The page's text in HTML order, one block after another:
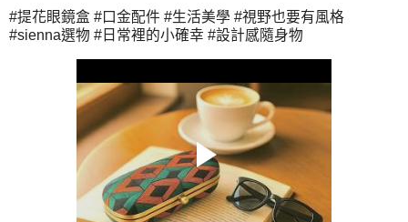
#提花眼鏡盒 #口金配件 #生活美學 #視野也要有風格
#sienna選物 #日常裡的小確幸 #設計感隨身物